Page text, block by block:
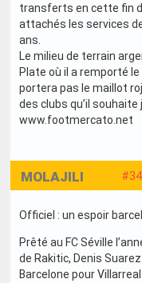
transferts en cette fin
attachés les services
ans.
Le milieu de terrain
Plate où il a remporté
portera pas le maillot
des clubs qu’il
www.footmercato.net
MOLAJILI
Officiel : un espoir
Prêté au FC Séville
de Rakitic, Denis
Barcelone pour